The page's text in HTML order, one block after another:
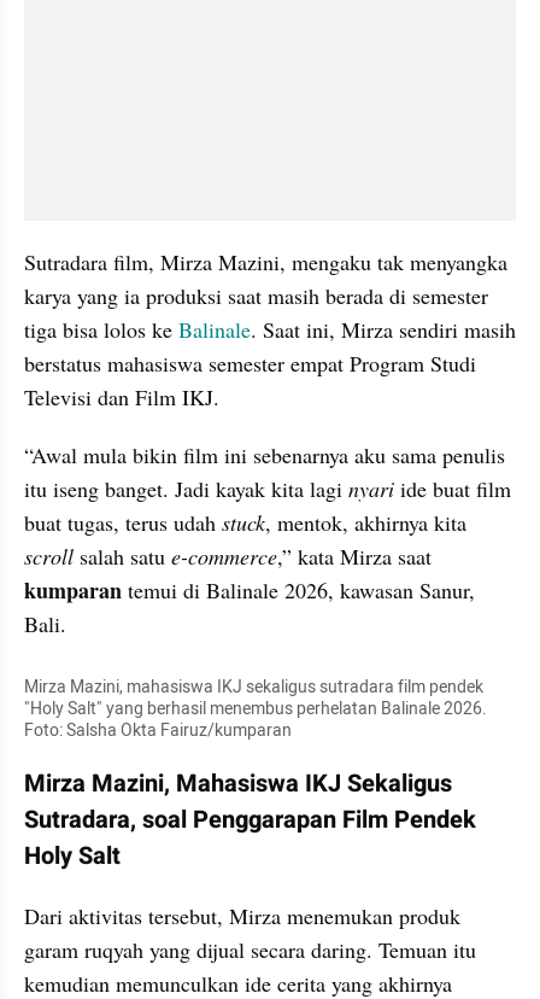
Sutradara film, Mirza Mazini, mengaku tak menyangka
karya yang ia produksi saat masih berada di semester
tiga bisa lolos ke Balinale. Saat ini, Mirza sendiri masih
berstatus mahasiswa semester empat Program Studi
Televisi dan Film IKJ.
“Awal mula bikin film ini sebenarnya aku sama penulis
itu iseng banget. Jadi kayak kita lagi nyari ide buat film
buat tugas, terus udah stuck
scroll salah satu e-commerce
kumparan temui di Balinale 2026, kawasan Sanur,
Bali.
Mirza Mazini, mahasiswa IKJ sekaligus sutradara film pendek
"Holy Salt" yang berhasil menembus perhelatan Balinale 2026.
Foto: Salsha Okta Fairuz/kumparan
Mirza Mazini, Mahasiswa IKJ Sekaligus
Sutradara, soal Penggarapan Film Pendek
Holy Salt
Dari aktivitas tersebut, Mirza menemukan produk
garam ruqyah yang dijual secara daring. Temuan itu
kemudian memunculkan ide cerita yang akhirnya